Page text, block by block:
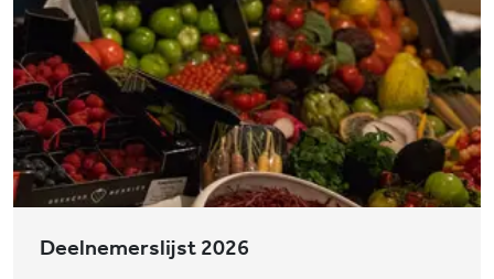
Deelnemerslijst 2026